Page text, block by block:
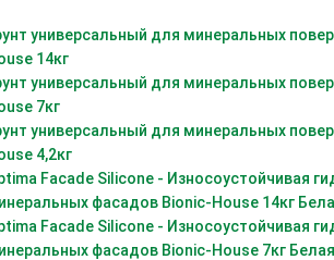
универсальный для минеральных
14кг
универсальный для минеральных
7кг
универсальный для минеральных
4,2кг
Facade Silicone - Износоустойчивая
фасадов Bionic-House 14кг
Facade Silicone - Износоустойчивая
фасадов Bionic-House 7кг